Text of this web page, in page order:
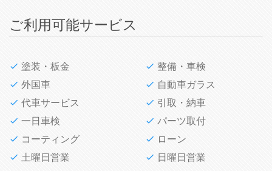
ご利用可能サービス
塗装・板金
整備・車検
外国車
自動車ガラス
代車サービス
引取・納車
一日車検
パーツ取付
コーティング
ローン
土曜日営業
日曜日営業